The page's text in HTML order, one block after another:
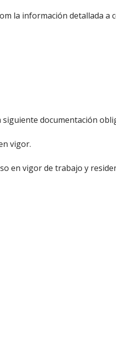
la información detallada a
siguiente documentación
vigor.
en vigor de trabajo y